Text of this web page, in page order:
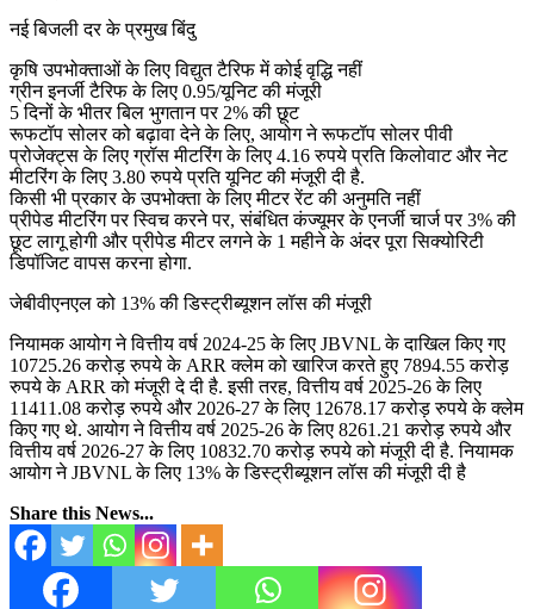
नई बिजली दर के प्रमुख बिंदु
कृषि उपभोक्ताओं के लिए विद्युत टैरिफ में कोई वृद्धि नहीं
ग्रीन इनर्जी टैरिफ के लिए 0.95/यूनिट की मंजूरी
5 दिनों के भीतर बिल भुगतान पर 2% की छूट
रूफटॉप सोलर को बढ़ावा देने के लिए, आयोग ने रूफटॉप सोलर पीवी
प्रोजेक्ट्स के लिए ग्रॉस मीटरिंग के लिए 4.16 रुपये प्रति किलोवाट और नेट
मीटरिंग के लिए 3.80 रुपये प्रति यूनिट की मंजूरी दी है.
किसी भी प्रकार के उपभोक्ता के लिए मीटर रेंट की अनुमति नहीं
प्रीपेड मीटरिंग पर स्विच करने पर, संबंधित कंज्यूमर के एनर्जी चार्ज पर 3% की
छूट लागू होगी और प्रीपेड मीटर लगने के 1 महीने के अंदर पूरा सिक्योरिटी
डिपॉजिट वापस करना होगा.
जेबीवीएनएल को 13% की डिस्ट्रीब्यूशन लॉस की मंजूरी
नियामक आयोग ने वित्तीय वर्ष 2024-25 के लिए JBVNL के दाखिल किए गए
10725.26 करोड़ रुपये के ARR क्लेम को खारिज करते हुए 7894.55 करोड़
रुपये के ARR को मंजूरी दे दी है. इसी तरह, वित्तीय वर्ष 2025-26 के लिए
11411.08 करोड़ रुपये और 2026-27 के लिए 12678.17 करोड़ रुपये के क्लेम
किए गए थे. आयोग ने वित्तीय वर्ष 2025-26 के लिए 8261.21 करोड़ रुपये और
वित्तीय वर्ष 2026-27 के लिए 10832.70 करोड़ रुपये को मंजूरी दी है. नियामक
आयोग ने JBVNL के लिए 13% के डिस्ट्रीब्यूशन लॉस की मंजूरी दी है
Share this News...